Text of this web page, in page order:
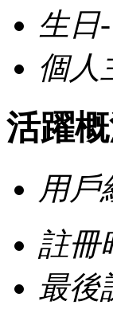
生日-
個人
活躍
用戶
註冊
最後